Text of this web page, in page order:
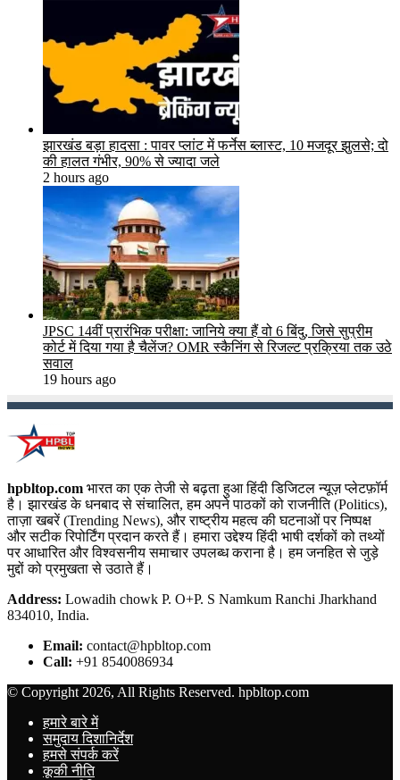
झारखंड बड़ा हादसा : पावर प्लांट में फर्नेस ब्लास्ट, 10 मजदूर झुलसे; दो
की हालत गंभीर, 90% से ज्यादा जले
2 hours ago
JPSC 14वीं प्रारंभिक परीक्षा: जानिये क्या हैं वो 6 बिंदु, जिसे सुप्रीम
कोर्ट में दिया गया है चैलेंज? OMR स्कैनिंग से रिजल्ट प्रक्रिया तक उठे
सवाल
19 hours ago
hpbltop.com भारत का एक तेजी से बढ़ता हुआ हिंदी डिजिटल न्यूज़ प्लेटफ़ॉर्म
है। झारखंड के धनबाद से संचालित, हम अपने पाठकों को राजनीति (Politics),
ताज़ा खबरें (Trending News), और राष्ट्रीय महत्व की घटनाओं पर निष्पक्ष
और सटीक रिपोर्टिंग प्रदान करते हैं। हमारा उद्देश्य हिंदी भाषी दर्शकों को तथ्यों
पर आधारित और विश्वसनीय समाचार उपलब्ध कराना है। हम जनहित से जुड़े
मुद्दों को प्रमुखता से उठाते हैं।
Address: Lowadih chowk P. O+P. S Namkum Ranchi Jharkhand
834010, India.
Email: contact@hpbltop.com
Call: +91 8540086934
© Copyright 2026, All Rights Reserved. hpbltop.com
हमारे बारे में
समुदाय दिशानिर्देश
हमसे संपर्क करें
कूकी नीति